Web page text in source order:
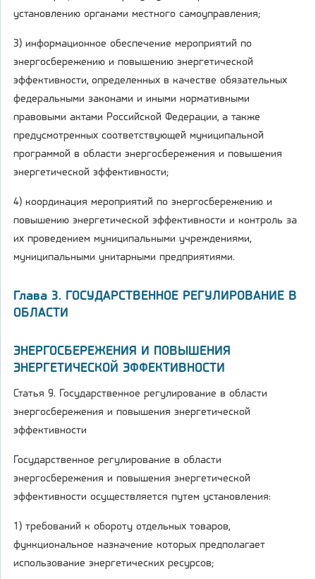
установлению органами местного самоуправления;
3) информационное обеспечение мероприятий по
энергосбережению и повышению энергетической
эффективности, определенных в качестве обязательных
федеральными законами и иными нормативными
правовыми актами Российской Федерации, а также
предусмотренных соответствующей муниципальной
программой в области энергосбережения и повышения
энергетической эффективности;
4) координация мероприятий по энергосбережению и
повышению энергетической эффективности и контроль за
их проведением муниципальными учреждениями,
муниципальными унитарными предприятиями.
Глава 3. ГОСУДАРСТВЕННОЕ РЕГУЛИРОВАНИЕ В
ОБЛАСТИ
ЭНЕРГОСБЕРЕЖЕНИЯ И ПОВЫШЕНИЯ
ЭНЕРГЕТИЧЕСКОЙ ЭФФЕКТИВНОСТИ
Статья 9. Государственное регулирование в области
энергосбережения и повышения энергетической
эффективности
Государственное регулирование в области
энергосбережения и повышения энергетической
эффективности осуществляется путем установления:
1) требований к обороту отдельных товаров,
функциональное назначение которых предполагает
использование энергетических ресурсов;